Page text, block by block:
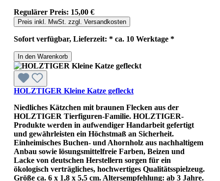
Regulärer Preis: 15,00 €
Preis inkl. MwSt. zzgl. Versandkosten
Sofort verfügbar, Lieferzeit: * ca. 10 Werktage *
In den Warenkorb
HOLZTIGER Kleine Katze gefleckt
Niedliches Kätzchen mit braunen Flecken aus der
HOLZTIGER Tierfiguren-Familie. HOLZTIGER-
Produkte werden in aufwendiger Handarbeit gefertigt
und gewährleisten ein Höchstmaß an Sicherheit.
Einheimisches Buchen- und Ahornholz aus nachhaltigem
Anbau sowie lösungsmittelfreie Farben, Beizen und
Lacke von deutschen Herstellern sorgen für ein
ökologisch verträgliches, hochwertiges Qualitätsspielzeug.
Größe ca. 6 x 1,8 x 5,5 cm. Altersempfehlung: ab 3 Jahre.